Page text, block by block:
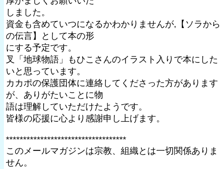
しました。
資金も含めていつになるかわかりませんが,【ソラから
の伝言】として本の形
にする予定です。
叉「地球物語」もひこさんのイラスト入りで本にした
いと思っています。
カカポの保護団体に連絡してくださった方があります
が、ありがたいことに物
語は理解していただけたようです。
皆様の応援に心より感謝申し上げます。
***********************************
このメールマガジンは宗教、組織とは一切関係ありま
せん。